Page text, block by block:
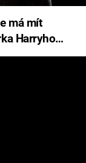
má mít
Harryho